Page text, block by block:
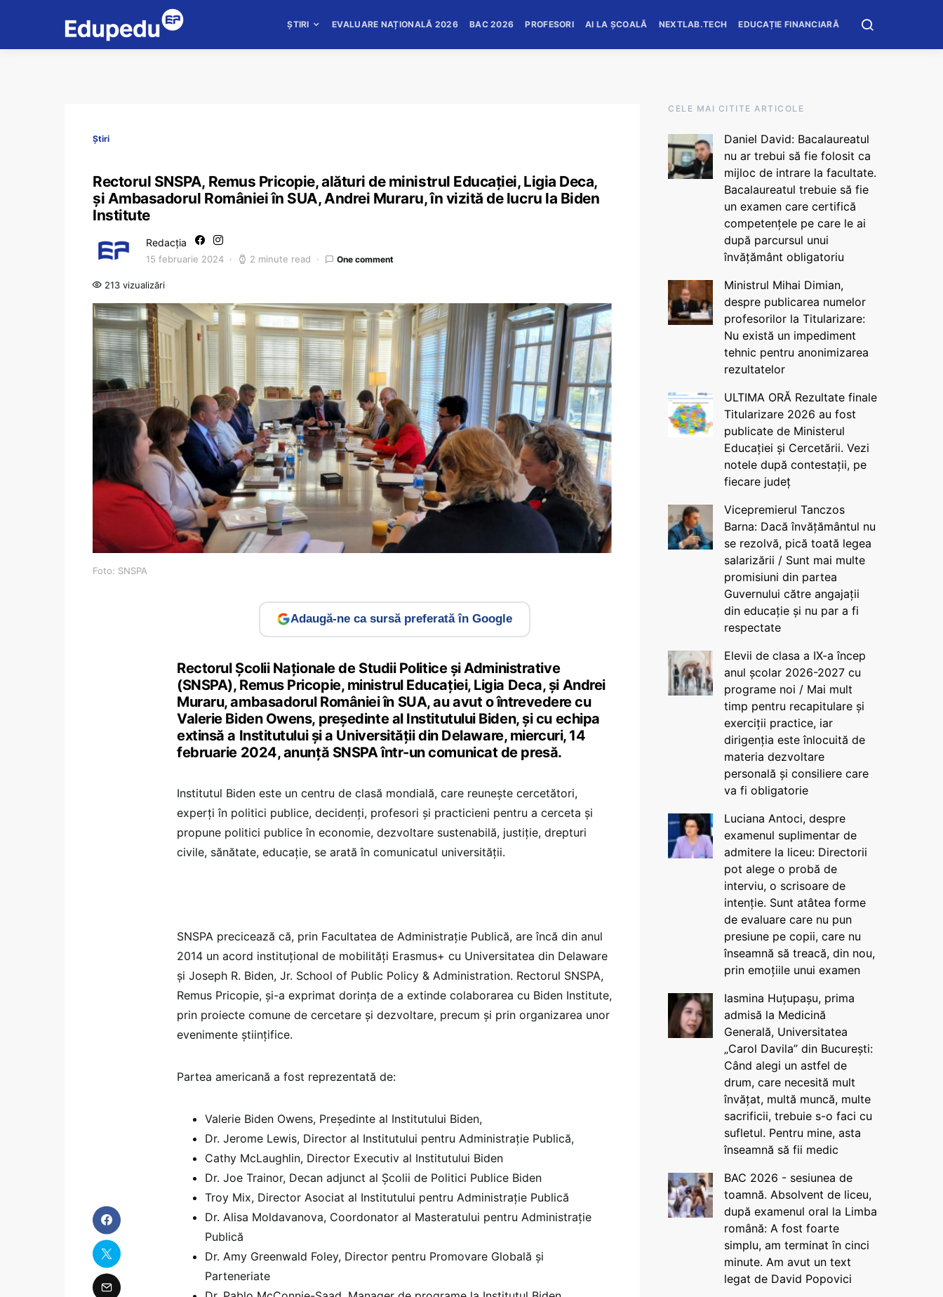
ȘTIRI EVALUARE NAȚIONALĂ 2026 BAC 2026 PROFESORI AI LA ȘCOALĂ NEXTLAB.TECH EDUCAȚIE FINANCIARĂ
Știri
Rectorul SNSPA, Remus Pricopie, alături de ministrul Educației, Ligia Deca,
și Ambasadorul României în SUA, Andrei Muraru, în vizită de lucru la Biden
Institute
Redacția
15 februarie 2024 2 minute read One comment
213 vizualizări
Foto: SNSPA
Adaugă-ne ca sursă preferată în Google
Rectorul Școlii Naționale de Studii Politice și Administrative
(SNSPA), Remus Pricopie, ministrul Educației, Ligia Deca, și Andrei
Muraru, ambasadorul României în SUA, au avut o întrevedere cu
Valerie Biden Owens, președinte al Institutului Biden, și cu echipa
extinsă a Institutului și a Universității din Delaware, miercuri, 14
februarie 2024, anunță SNSPA într-un comunicat de presă.
Institutul Biden este un centru de clasă mondială, care reunește cercetători,
experți în politici publice, decidenți, profesori și practicieni pentru a cerceta și
propune politici publice în economie, dezvoltare sustenabilă, justiție, drepturi
civile, sănătate, educație, se arată în comunicatul universității.
SNSPA precicează că, prin Facultatea de Administraţie Publică, are încă din anul
2014 un acord instituţional de mobilităţi Erasmus+ cu Universitatea din Delaware
şi Joseph R. Biden, Jr. School of Public Policy & Administration. Rectorul SNSPA,
Remus Pricopie, și-a exprimat dorința de a extinde colaborarea cu Biden Institute,
prin proiecte comune de cercetare și dezvoltare, precum și prin organizarea unor
evenimente științifice.
Partea americană a fost reprezentată de:
Valerie Biden Owens, Președinte al Institutului Biden,
Dr. Jerome Lewis, Director al Institutului pentru Administrație Publică,
Cathy McLaughlin, Director Executiv al Institutului Biden
Dr. Joe Trainor, Decan adjunct al Școlii de Politici Publice Biden
Troy Mix, Director Asociat al Institutului pentru Administrație Publică
Dr. Alisa Moldavanova, Coordonator al Masteratului pentru Administrație
Publică
Dr. Amy Greenwald Foley, Director pentru Promovare Globală și
Parteneriate
CELE MAI CITITE ARTICOLE
Daniel David: Bacalaureatul
nu ar trebui să fie folosit ca
mijloc de intrare la facultate.
Bacalaureatul trebuie să fie
un examen care certifică
competențele pe care le ai
după parcursul unui
învățământ obligatoriu
Ministrul Mihai Dimian,
despre publicarea numelor
profesorilor la Titularizare:
Nu există un impediment
tehnic pentru anonimizarea
rezultatelor
ULTIMA ORĂ Rezultate finale
Titularizare 2026 au fost
publicate de Ministerul
Educației și Cercetării. Vezi
notele după contestații, pe
fiecare județ
Vicepremierul Tanczos
Barna: Dacă învățământul nu
se rezolvă, pică toată legea
salarizării / Sunt mai multe
promisiuni din partea
Guvernului către angajații
din educație și nu par a fi
respectate
Elevii de clasa a IX-a încep
anul școlar 2026-2027 cu
programe noi / Mai mult
timp pentru recapitulare și
exerciții practice, iar
dirigenția este înlocuită de
materia dezvoltare
personală și consiliere care
va fi obligatorie
Luciana Antoci, despre
examenul suplimentar de
admitere la liceu: Directorii
pot alege o probă de
interviu, o scrisoare de
intenție. Sunt atâtea forme
de evaluare care nu pun
presiune pe copii, care nu
înseamnă să treacă, din nou,
prin emoțiile unui examen
Iasmina Huțupașu, prima
admisă la Medicină
Generală, Universitatea
„Carol Davila” din București:
Când alegi un astfel de
drum, care necesită mult
învățat, multă muncă, multe
sacrificii, trebuie s-o faci cu
sufletul. Pentru mine, asta
înseamnă să fii medic
BAC 2026 - sesiunea de
toamnă. Absolvent de liceu,
după examenul oral la Limba
română: A fost foarte
simplu, am terminat în cinci
minute. Am avut un text
legat de David Popovici